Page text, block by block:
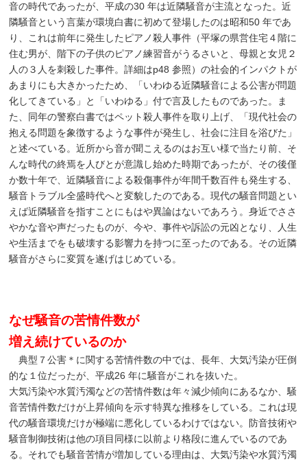
音の時代であったが、平成の30 年は近隣騒音が主流となった。近
隣騒音という言葉が環境白書に初めて登場したのは昭和50 年であ
り、これは前年に発生したピアノ殺人事件（平塚の県営住宅４階に
住む男が、階下の子供のピアノ練習音がうるさいと、母親と女児２
人の３人を刺殺した事件。詳細はp48 参照）の社会的インパクトが
あまりにも大きかったため、「いわゆる近隣騒音による公害が問題
化してきている」と「いわゆる」付で言及したものであった。ま
た、同年の警察白書ではペット殺人事件を取り上げ、「現代社会の
抱える問題を象徴するような事件が発生し、社会に注目を浴びた」
と述べている。近所から音が聞こえるのはお互い様で当たり前、そ
んな時代の終焉を人びとが意識し始めた時期であったが、その後僅
か数十年で、近隣騒音による殺傷事件が年間千数百件も発生する、
騒音トラブル全盛時代へと変貌したのである。現代の騒音問題とい
えば近隣騒音を指すことにもはや異論はないであろう。身近でささ
やかな音や声だったものが、今や、事件や訴訟の元凶となり、人生
や生活までをも破壊する影響力を持つに至ったのである。その近隣
騒音がさらに変質を遂げはじめている。
なぜ騒音の苦情件数が
増え続けているのか
典型７公害＊に関する苦情件数の中では、長年、大気汚染が圧倒
的な１位だったが、平成26 年に騒音がこれを抜いた。
大気汚染や水質汚濁などの苦情件数は年々減少傾向にあるなか、騒
音苦情件数だけが上昇傾向を示す特異な推移をしている。これは現
代の騒音環境だけが極端に悪化しているわけではない。防音技術や
騒音制御技術は他の項目同様に以前より格段に進んでいるのであ
る。それでも騒音苦情が増加している理由は、大気汚染や水質汚濁